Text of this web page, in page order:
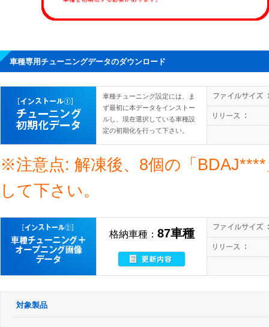
車種専用チューニングデータのダウンロード
車種チューニング設定には、ま
ず最初に本データをインストー
ルし、現在選択している車種設
定の初期化を行って下さい。
※注意点: 解凍後、8個の「
して下さい。
格納車種： 87車種
対象製品